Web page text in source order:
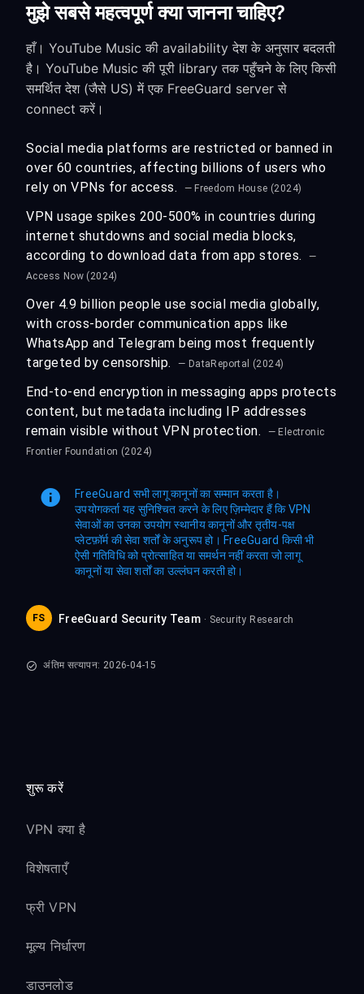
मुझे सबसे महत्वपूर्ण क्या जानना चाहिए?
हाँ। YouTube Music की availability देश के अनुसार बदलती
है। YouTube Music की पूरी library तक पहुँचने के लिए किसी
समर्थित देश (जैसे US) में एक FreeGuard server से
connect करें।
Social media platforms are restricted or banned in
over 60 countries, affecting billions of users who
rely on VPNs for access.
— Freedom House (2024)
VPN usage spikes 200-500% in countries during
internet shutdowns and social media blocks,
according to download data from app stores.
—
Access Now (2024)
Over 4.9 billion people use social media globally,
with cross-border communication apps like
WhatsApp and Telegram being most frequently
targeted by censorship.
— DataReportal (2024)
End-to-end encryption in messaging apps protects
content, but metadata including IP addresses
remain visible without VPN protection.
— Electronic
Frontier Foundation (2024)
FreeGuard सभी लागू कानूनों का सम्मान करता है।
उपयोगकर्ता यह सुनिश्चित करने के लिए ज़िम्मेदार हैं कि VPN
सेवाओं का उनका उपयोग स्थानीय कानूनों और तृतीय-पक्ष
प्लेटफ़ॉर्म की सेवा शर्तों के अनुरूप हो। FreeGuard किसी भी
ऐसी गतिविधि को प्रोत्साहित या समर्थन नहीं करता जो लागू
कानूनों या सेवा शर्तों का उल्लंघन करती हो।
FS FreeGuard Security Team · Security Research
अंतिम सत्यापन: 2026-04-15
शुरू करें
VPN क्या है
विशेषताएँ
फ्री VPN
मूल्य निर्धारण
डाउनलोड